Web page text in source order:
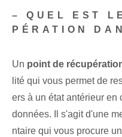
– QUEL EST
PÉRATION
Un point de
lité qui vous permet de
ers à un état antérieur en
données.‍ Il s'agit d'une
ntaire qui vous procure